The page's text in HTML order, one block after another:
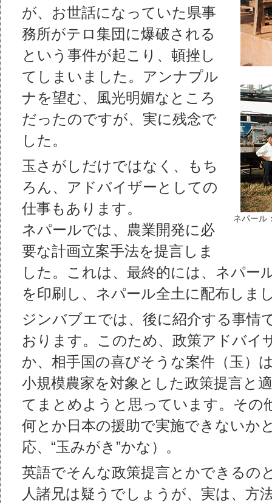
ネパール
が、お世話になっていた県事
務所がテロ集団に爆破される
という事件が起こり、頓挫し
てしまいました。アンナプル
ナを望む、風光明媚なところ
だったのですが、実に残念で
した。
玉さがしだけではなく、もち
ろん、アドバイザーとしての
仕事もあります。
ネパールでは、農業開発に必
要な計画立案手法を提言しま
した。これは、最終的には、ネパー
を印刷し、ネパール全土に配布しま
ジンバブエでは、後に紹介する事情
おります。このため、政策アドバイ
か、相手国の喜びそうな案件（玉）
小規模農家を対象とした政策提言と
てまとめようと思っています。その
何とか日本の援助で実施できないか
応、“玉みがき”かな）。
英語でそんな政策提言とかできるの
人諸兄は疑うでしょうが、実は、方